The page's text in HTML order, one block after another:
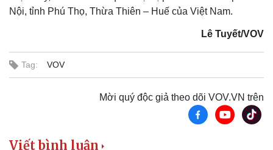
Nội, tỉnh Phú Thọ, Thừa Thiên – Huế của Việt Nam.
Lê Tuyết/VOV
Tag: VOV
Mời quý độc giả theo dõi VOV.VN trên
Viết bình luận